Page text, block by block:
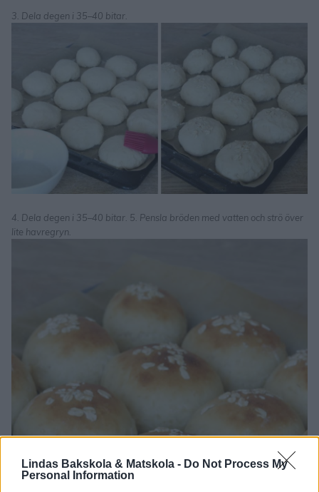
Lindas Bakskola & Matskola - Do Not Process My
Personal Information
3. Dela degen i 35–40 bitar.
4. Dela degen i 35–40 bitar. 5. Pensla bröden med vatten och strö över
lite havregryn.